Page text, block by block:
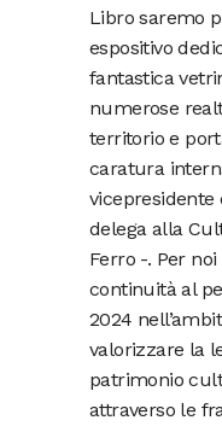
Libro saremo
espositivo
fantastica
numerose
territorio e
caratura
vicepresidente
delega alla
Ferro -. Per
continuità al
2024
valorizzare la
patrimonio
attraverso le